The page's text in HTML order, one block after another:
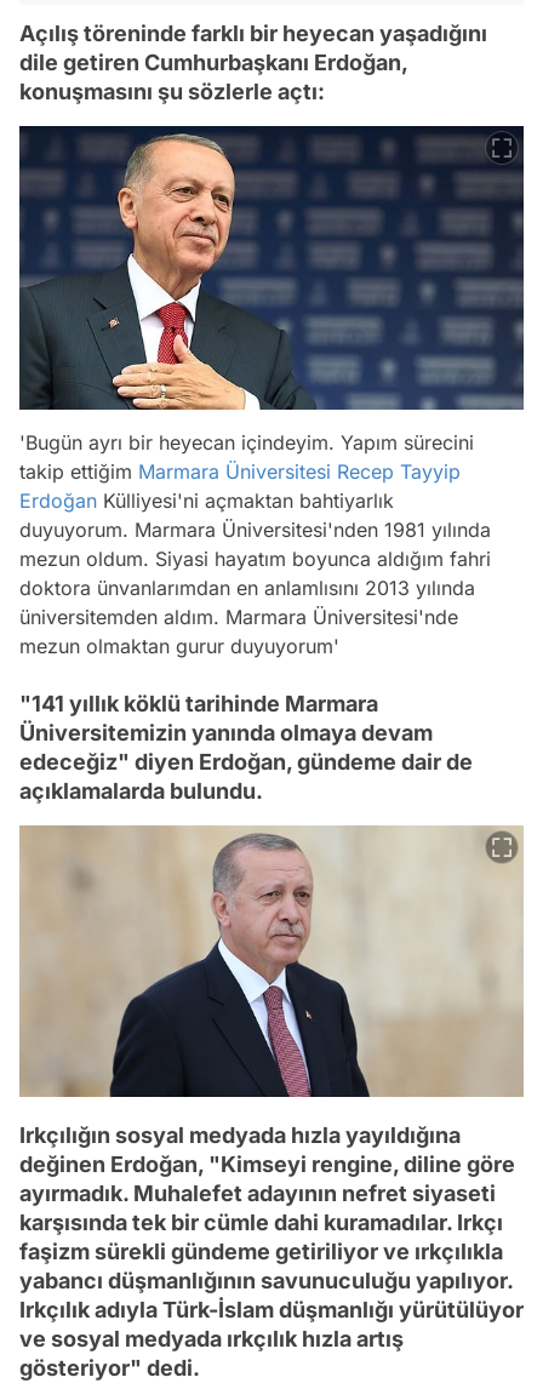
Açılış töreninde farklı bir heyecan yaşadığını
dile getiren Cumhurbaşkanı Erdoğan,
konuşmasını şu sözlerle açtı:
'Bugün ayrı bir heyecan içindeyim. Yapım sürecini
takip ettiğim Marmara Üniversitesi Recep Tayyip
Erdoğan Külliyesi'ni açmaktan bahtiyarlık
duyuyorum. Marmara Üniversitesi'nden 1981 yılında
mezun oldum. Siyasi hayatım boyunca aldığım fahri
doktora ünvanlarımdan en anlamlısını 2013 yılında
üniversitemden aldım. Marmara Üniversitesi'nde
mezun olmaktan gurur duyuyorum'
"141 yıllık köklü tarihinde Marmara
Üniversitemizin yanında olmaya devam
edeceğiz" diyen Erdoğan, gündeme dair de
açıklamalarda bulundu.
Irkçılığın sosyal medyada hızla yayıldığına
değinen Erdoğan, "Kimseyi rengine, diline göre
ayırmadık. Muhalefet adayının nefret siyaseti
karşısında tek bir cümle dahi kuramadılar. Irkçı
faşizm sürekli gündeme getiriliyor ve ırkçılıkla
yabancı düşmanlığının savunuculuğu yapılıyor.
Irkçılık adıyla Türk-İslam düşmanlığı yürütülüyor
ve sosyal medyada ırkçılık hızla artış
gösteriyor" dedi.